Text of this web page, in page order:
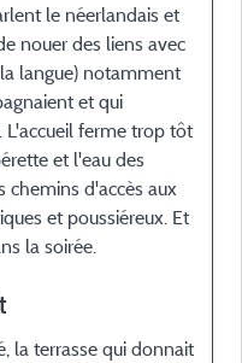
le néerlandais et
nouer des liens avec
langue) notamment
et qui
L'accueil ferme trop tôt
et l'eau des
chemins d'accès aux
et poussiéreux. Et
la soirée.
la terrasse qui donnait